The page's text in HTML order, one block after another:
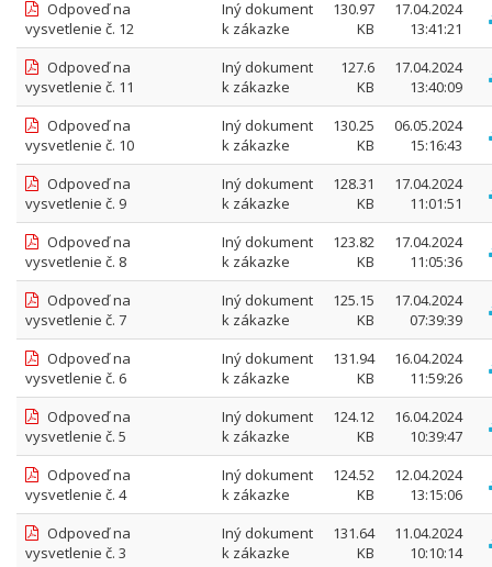
Odpoveď na
vysvetlenie č. 12
Iný dokument
k zákazke
130.97
KB
17.04.2024
13:41:21
Odpoveď na
vysvetlenie č. 11
Iný dokument
k zákazke
127.6
KB
17.04.2024
13:40:09
Odpoveď na
vysvetlenie č. 10
Iný dokument
k zákazke
130.25
KB
06.05.2024
15:16:43
Odpoveď na
vysvetlenie č. 9
Iný dokument
k zákazke
128.31
KB
17.04.2024
11:01:51
Odpoveď na
vysvetlenie č. 8
Iný dokument
k zákazke
123.82
KB
17.04.2024
11:05:36
Odpoveď na
vysvetlenie č. 7
Iný dokument
k zákazke
125.15
KB
17.04.2024
07:39:39
Odpoveď na
vysvetlenie č. 6
Iný dokument
k zákazke
131.94
KB
16.04.2024
11:59:26
Odpoveď na
vysvetlenie č. 5
Iný dokument
k zákazke
124.12
KB
16.04.2024
10:39:47
Odpoveď na
vysvetlenie č. 4
Iný dokument
k zákazke
124.52
KB
12.04.2024
13:15:06
Odpoveď na
vysvetlenie č. 3
Iný dokument
k zákazke
131.64
KB
11.04.2024
10:10:14